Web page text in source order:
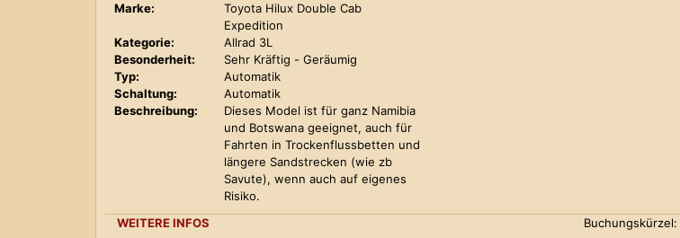
Marke:
Toyota Hilux Double Cab
Expedition
Kategorie:
Allrad 3L
Besonderheit:
Sehr Kräftig - Geräumig
Typ:
Automatik
Schaltung:
Automatik
Beschreibung:
Dieses Model ist für ganz Namibia
und Botswana geeignet, auch für
Fahrten in Trockenflussbetten und
längere Sandstrecken (wie zb
Savute), wenn auch auf eigenes
Risiko.
WEITERE INFOS
Buchungskürzel: